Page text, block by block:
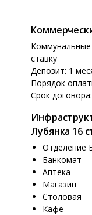
ставку
Депозит: 1
Порядок
Срок договора:
Лубянка 16
Отделение
Банкомат
Аптека
Магазин
Столовая
Кафе